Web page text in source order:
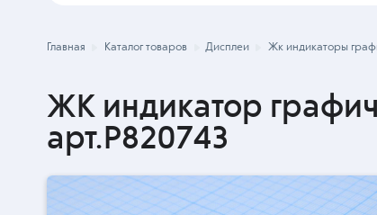
Главная Каталог товаров Дисплеи Жк индикаторы
ЖК индикатор
арт.P820743